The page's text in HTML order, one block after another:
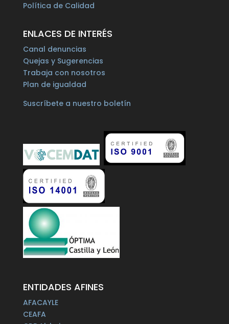
Política de Calidad
ENLACES DE INTERÉS
Canal denuncias
Quejas y Sugerencias
Trabaja con nosotros
Plan de igualdad
Suscríbete a nuestro boletín
ENTIDADES AFINES
AFACAYLE
CEAFA